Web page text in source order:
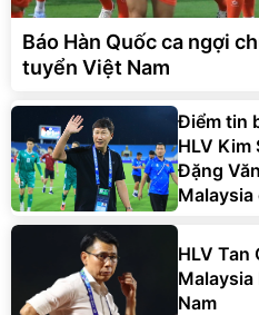
Báo Hàn Quốc ca ngợi
tuyển Việt Nam
Điểm tin
HLV
Đặng
Malaysia
HLV Tan
Nam